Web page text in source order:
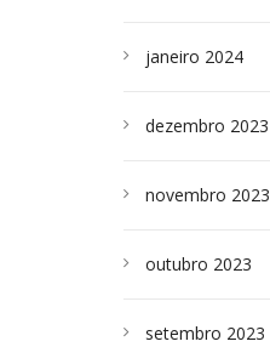
janeiro 2024
dezembro 2023
novembro 2023
outubro 2023
setembro 2023